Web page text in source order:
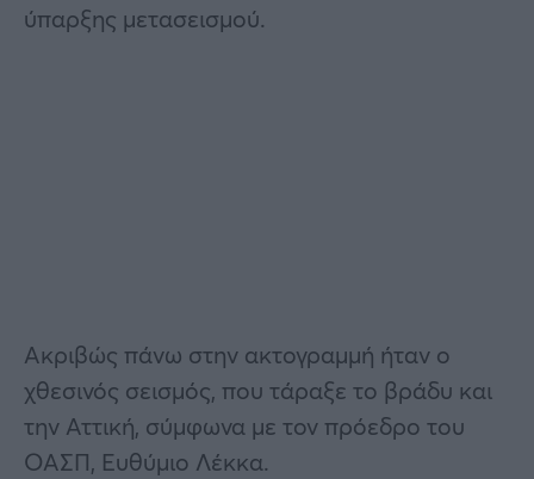
ύπαρξης μετασεισμού.
Ακριβώς πάνω στην ακτογραμμή ήταν ο
χθεσινός σεισμός, που τάραξε το βράδυ και
την Αττική, σύμφωνα με τον πρόεδρο του
ΟΑΣΠ, Ευθύμιο Λέκκα.